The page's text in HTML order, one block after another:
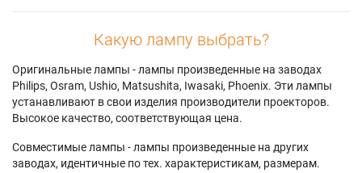
Какую лампу выбрать?
Оригинальные лампы - лампы произведенные на заводах
Philips, Osram, Ushio, Matsushita, Iwasaki, Phoenix. Эти лампы
устанавливают в свои изделия производители проекторов.
Высокое качество, соответствующая цена.
Совместимые лампы - лампы произведенные на других
заводах, идентичные по тех. характеристикам, размерам.